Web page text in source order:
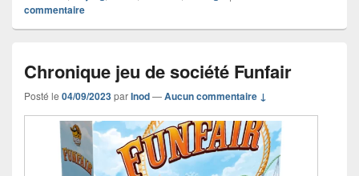
commentaire
Chronique jeu de société Funfair
Posté le 04/09/2023parInod—Aucun commentaire ↓